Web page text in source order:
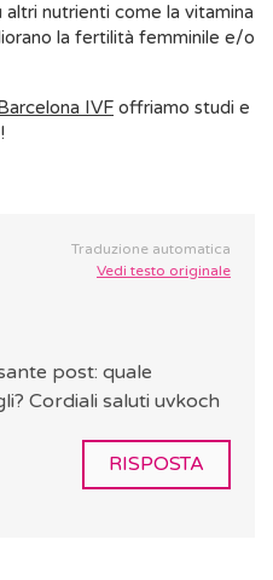
nutrienti come la vitamina
la fertilità femminile e/o
Barcelona IVF
Traduzione automatica
Vedi testo originale
post: quale
Cordiali saluti uvkoch
RISPOSTA